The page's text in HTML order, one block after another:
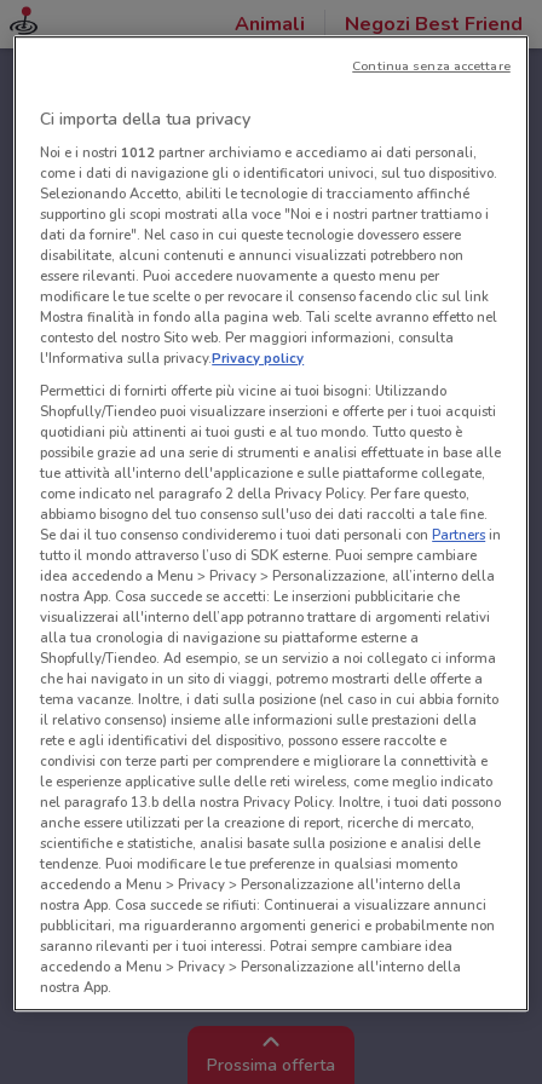
Animali Negozi Best Friend
Prossima offerta
Ci importa della tua privacy
Noi e i nostri 1012partner archiviamo e accediamo ai dati personali,
come i dati di navigazione gli o identificatori univoci, sul tuo dispositivo.
Selezionando Accetto, abiliti le tecnologie di tracciamento affinché
supportino gli scopi mostrati alla voce "Noi e i nostri partner trattiamo i
dati da fornire". Nel caso in cui queste tecnologie dovessero essere
disabilitate, alcuni contenuti e annunci visualizzati potrebbero non
essere rilevanti. Puoi accedere nuovamente a questo menu per
modificare le tue scelte o per revocare il consenso facendo clic sul link
Mostra finalità in fondo alla pagina web. Tali scelte avranno effetto nel
contesto del nostro Sito web. Per maggiori informazioni, consulta
l'Informativa sulla privacy.Privacy policy
Permettici di fornirti offerte più vicine ai tuoi bisogni: Utilizzando
Shopfully/Tiendeo puoi visualizzare inserzioni e offerte per i tuoi acquisti
quotidiani più attinenti ai tuoi gusti e al tuo mondo. Tutto questo è
possibile grazie ad una serie di strumenti e analisi effettuate in base alle
tue attività all'interno dell'applicazione e sulle piattaforme collegate,
come indicato nel paragrafo 2 della Privacy Policy. Per fare questo,
abbiamo bisogno del tuo consenso sull'uso dei dati raccolti a tale fine.
Se dai il tuo consenso condivideremo i tuoi dati personali conPartnersin
tutto il mondo attraverso l’uso di SDK esterne. Puoi sempre cambiare
idea accedendo a Menu > Privacy > Personalizzazione, all’interno della
nostra App. Cosa succede se accetti: Le inserzioni pubblicitarie che
visualizzerai all'interno dell’app potranno trattare di argomenti relativi
alla tua cronologia di navigazione su piattaforme esterne a
Shopfully/Tiendeo. Ad esempio, se un servizio a noi collegato ci informa
che hai navigato in un sito di viaggi, potremo mostrarti delle offerte a
tema vacanze. Inoltre, i dati sulla posizione (nel caso in cui abbia fornito
il relativo consenso) insieme alle informazioni sulle prestazioni della
rete e agli identificativi del dispositivo, possono essere raccolte e
condivisi con terze parti per comprendere e migliorare la connettività e
le esperienze applicative sulle delle reti wireless, come meglio indicato
nel paragrafo 13.b della nostra Privacy Policy. Inoltre, i tuoi dati possono
anche essere utilizzati per la creazione di report, ricerche di mercato,
scientifiche e statistiche, analisi basate sulla posizione e analisi delle
tendenze. Puoi modificare le tue preferenze in qualsiasi momento
accedendo a Menu > Privacy > Personalizzazione all'interno della
nostra App. Cosa succede se rifiuti: Continuerai a visualizzare annunci
pubblicitari, ma riguarderanno argomenti generici e probabilmente non
saranno rilevanti per i tuoi interessi. Potrai sempre cambiare idea
accedendo a Menu > Privacy > Personalizzazione all'interno della
nostra App.
Noi e i nostri partner trattiamo i dati per fornire:
Utilizzare dati di geolocalizzazione precisi. Scansione attiva delle
caratteristiche del dispositivo ai fini dell’identificazione. Archiviare
Continua senza accettare